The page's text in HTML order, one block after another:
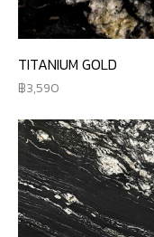
TITANIUM GOLD
3,590